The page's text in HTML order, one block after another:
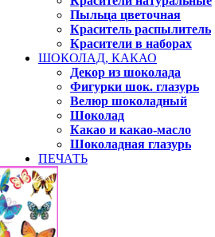
Пыльца цветочная
Краситель распылитель
Красители в наборах
ШОКОЛАД, КАКАО
Декор из шоколада
Фигурки шок. глазурь
Велюр шоколадный
Шоколад
Какао и какао-масло
Шоколадная глазурь
ПЕЧАТЬ